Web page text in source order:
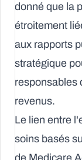
donné que la
étroitement
aux rapports
stratégique
responsables
revenus.
Le lien entre
soins basés
de Medicare